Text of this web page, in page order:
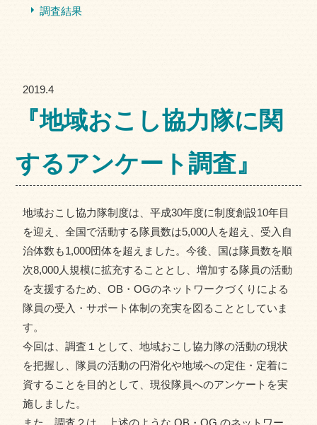
調査結果
2019.4
『地域おこし協力隊に関
するアンケート調査』
地域おこし協力隊制度は、平成30年度に制度創設10年目
を迎え、全国で活動する隊員数は5,000人を超え、受入自
治体数も1,000団体を超えました。今後、国は隊員数を順
次8,000人規模に拡充することとし、増加する隊員の活動
を支援するため、OB・OGのネットワークづくりによる
隊員の受入・サポート体制の充実を図ることとしていま
す。
今回は、調査１として、地域おこし協力隊の活動の現状
を把握し、隊員の活動の円滑化や地域への定住・定着に
資することを目的として、現役隊員へのアンケートを実
施しました。
また、調査２は、上述のような OB・OG のネットワー